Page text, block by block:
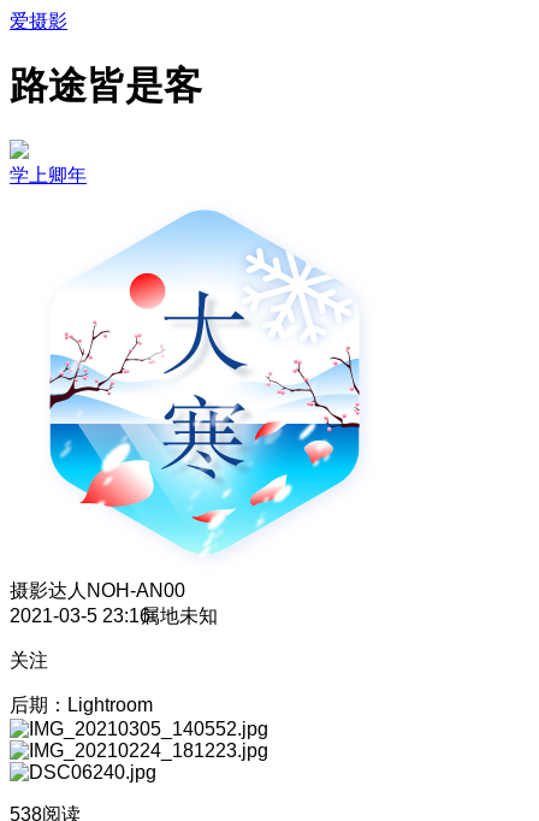
爱摄影
路途皆是客
学上卿年
摄影达人 NOH-AN00
2021-03-5 23:16属地未知
关注
后期：Lightroom
538阅读